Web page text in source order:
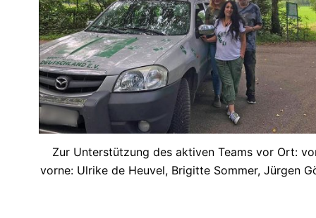
Zur Unterstützung des aktiven Teams vor Ort:
vorne: Ulrike de Heuvel, Brigitte Sommer, Jürgen